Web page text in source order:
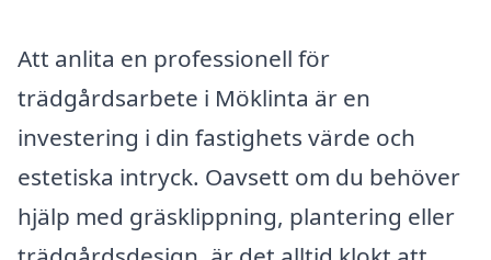
Att anlita en professionell för
trädgårdsarbete i Möklinta är en
investering i din fastighets värde och
estetiska intryck. Oavsett om du behöver
hjälp med gräsklippning, plantering eller